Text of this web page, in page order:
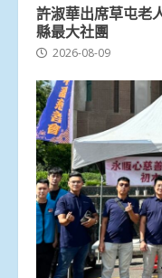
許淑華出席草屯老
縣最大社團
2026-08-09